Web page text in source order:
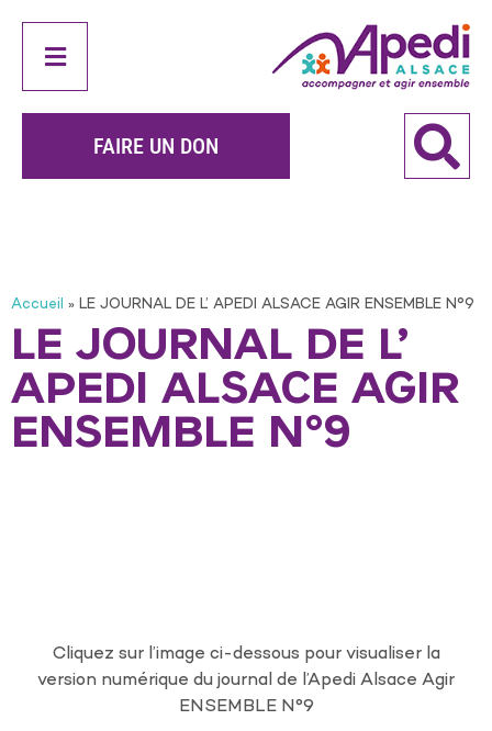
FAIRE UN DON
Accueil » LE JOURNAL DE L’ APEDI ALSACE AGIR ENSEMBLE N°9
LE JOURNAL DE L’
APEDI ALSACE AGIR
ENSEMBLE N°9
Cliquez sur l’image ci-dessous pour visualiser la
version numérique du journal de l’Apedi Alsace Agir
ENSEMBLE N°9